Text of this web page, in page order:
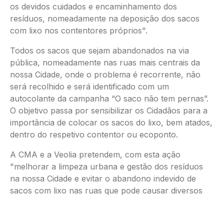
os devidos cuidados e encaminhamento dos
resíduos, nomeadamente na deposição dos sacos
com lixo nos contentores próprios".
Todos os sacos que sejam abandonados na via
pública, nomeadamente nas ruas mais centrais da
nossa Cidade, onde o problema é recorrente, não
será recolhido e será identificado com um
autocolante da campanha “O saco não tem pernas”.
O objetivo passa por sensibilizar os Cidadãos para a
importância de colocar os sacos do lixo, bem atados,
dentro do respetivo contentor ou ecoponto.
A CMA e a Veolia pretendem, com esta ação
"melhorar a limpeza urbana e gestão dos resíduos
na nossa Cidade e evitar o abandono indevido de
sacos com lixo nas ruas que pode causar diversos